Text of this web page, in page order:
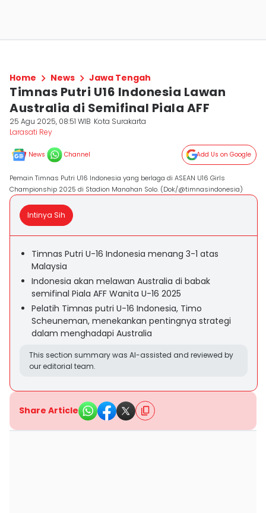
Home News Jawa Tengah
Timnas Putri U16 Indonesia Lawan
Australia di Semifinal Piala AFF
25 Agu 2025, 08:51 WIB Kota Surakarta
Larasati Rey
News Channel Add Us on Google
Pemain Timnas Putri U16 Indonesia yang berlaga di ASEAN U16 Girls
Championship 2025 di Stadion Manahan Solo. (Dok/@timnasindonesia)
Intinya Sih
Timnas Putri U-16 Indonesia menang 3-1 atas
Malaysia
Indonesia akan melawan Australia di babak
semifinal Piala AFF Wanita U-16 2025
Pelatih Timnas putri U-16 Indonesia, Timo
Scheuneman, menekankan pentingnya strategi
dalam menghadapi Australia
This section summary was AI-assisted and reviewed by
our editorial team.
Share Article